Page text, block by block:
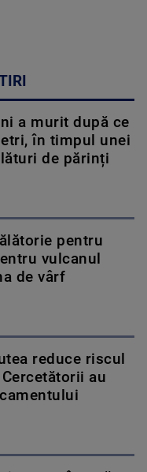
a murit după ce
în timpul unei
de părinți
pentru
vulcanul
de vârf
reduce riscul
au